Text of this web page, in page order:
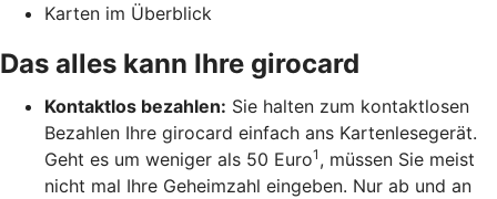
Karten im Überblick
Das alles kann Ihre girocard
Kontaktlos bezahlen: Sie halten zum kontaktlosen
Bezahlen Ihre girocard einfach ans Kartenlesegerät.
Geht es um weniger als 50 Euro1 , müssen Sie meist
nicht mal Ihre Geheimzahl eingeben. Nur ab und an